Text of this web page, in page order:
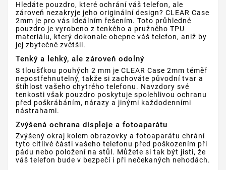
Hledáte pouzdro, které ochrání váš telefon, ale
zároveň nezakryje jeho originální design? CLEAR Case
2mm je pro vás ideálním řešením. Toto průhledné
pouzdro je vyrobeno z tenkého a pružného TPU
materiálu, který dokonale obepne váš telefon, aniž by
jej zbytečně zvětšil.
Tenký a lehký, ale zároveň odolný
S tloušťkou pouhých 2 mm je CLEAR Case 2mm téměř
nepostřehnutelný, takže si zachováte původní tvar a
štíhlost vašeho chytrého telefonu. Navzdory své
tenkosti však pouzdro poskytuje spolehlivou ochranu
před poškrábáním, nárazy a jinými každodenními
nástrahami.
Zvýšená ochrana displeje a fotoaparátu
Zvýšený okraj kolem obrazovky a fotoaparátu chrání
tyto citlivé části vašeho telefonu před poškozením při
pádu nebo položení na stůl. Můžete si tak být jisti, že
váš telefon bude v bezpečí i při nečekaných nehodách.